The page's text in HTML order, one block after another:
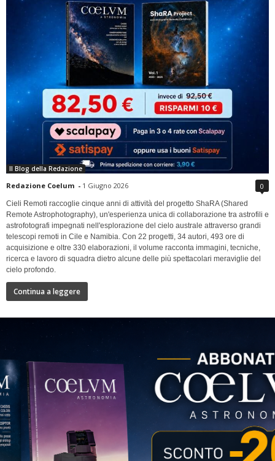
Il Blog della Redazione
Redazione Coelum - 1 Giugno 2026 0
Cieli Remoti raccoglie cinque anni di attività del progetto ShaRA (Shared
Remote Astrophotography), un'esperienza unica di collaborazione tra astrofili e
astrofotografi impegnati nell'esplorazione del cielo australe attraverso grandi
telescopi remoti in Cile e Namibia. Con 22 progetti, 34 autori, 493 ore di
acquisizione e oltre 330 elaborazioni, il volume racconta immagini, tecniche,
ricerca e lavoro di squadra dietro alcune delle più spettacolari meraviglie del
cielo profondo.
Continua a leggere